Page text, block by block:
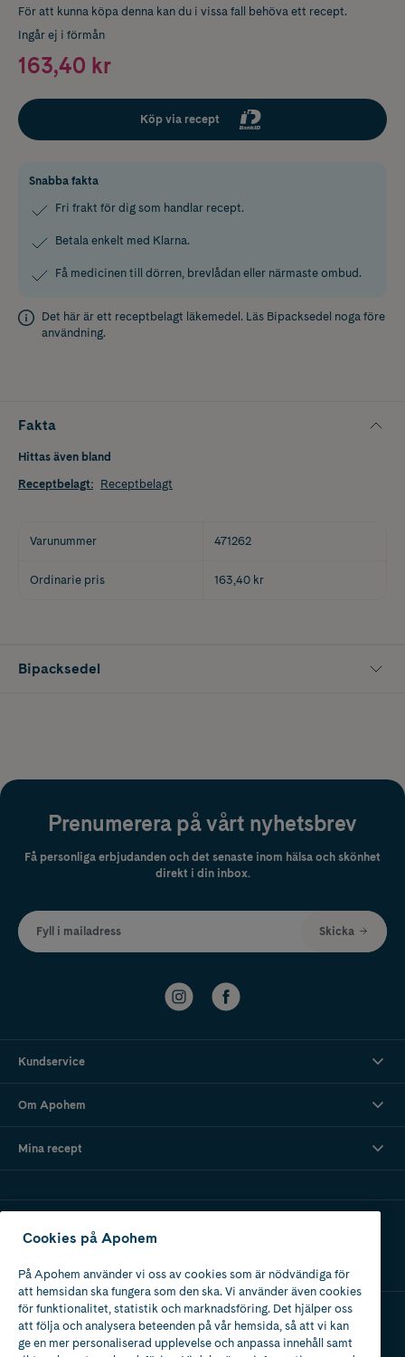
För att kunna köpa denna kan du i vissa fall behöva ett recept.
Ingår ej i förmån
163,40 kr
Köp via recept
Snabba fakta
Fri frakt för dig som handlar recept.
Betala enkelt med Klarna.
Få medicinen till dörren, brevlådan eller närmaste ombud.
Det här är ett receptbelagt läkemedel. Läs Bipacksedel noga före
användning.
Fakta
Hittas även bland
Receptbelagt: Receptbelagt
Varunummer 471262
Ordinarie pris 163,40 kr
Bipacksedel
Prenumerera på vårt nyhetsbrev
Få personliga erbjudanden och det senaste inom hälsa och skönhet
direkt i din inbox.
Fyll i mailadress Skicka
Kundservice
Om Apohem
Mina recept
Apotek med tillstånd
av Läkemedelsverket
Cookies på Apohem
På Apohem använder vi oss av cookies som är nödvändiga för
att hemsidan ska fungera som den ska. Vi använder även cookies
för funktionalitet, statistik och marknadsföring. Det hjälper oss
att följa och analysera beteenden på vår hemsida, så att vi kan
ge en mer personaliserad upplevelse och anpassa innehåll samt